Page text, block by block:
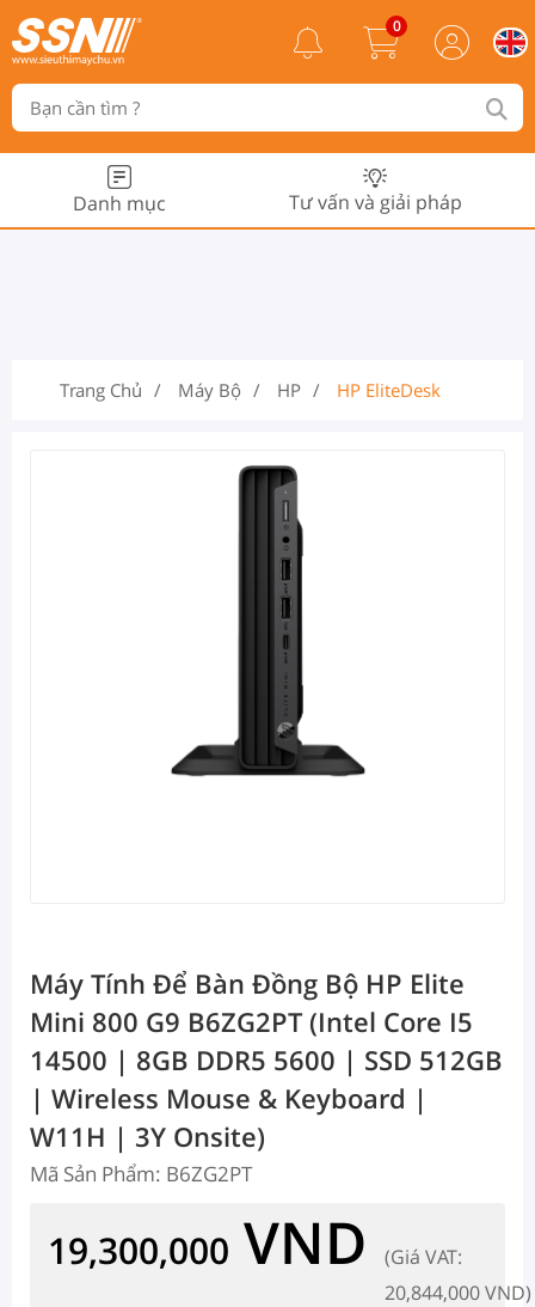
0
Danh mục Tư vấn và giải pháp
Trang Chủ Máy Bộ HP HP EliteDesk
Máy Tính Để Bàn Đồng Bộ HP Elite
Mini 800 G9 B6ZG2PT (Intel Core I5
14500 | 8GB DDR5 5600 | SSD 512GB
| Wireless Mouse & Keyboard |
W11H | 3Y Onsite)
Mã Sản Phẩm: B6ZG2PT
19,300,000 VND
(Giá VAT:
20,844,000 VND)